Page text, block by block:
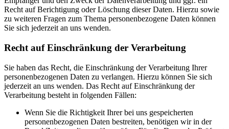
Recht auf Berichtigung oder Löschung dieser Daten. Hierzu sowie
zu weiteren Fragen zum Thema personenbezogene Daten können
Sie sich jederzeit an uns wenden.
Recht auf Einschränkung der Verarbeitung
Sie haben das Recht, die Einschränkung der Verarbeitung Ihrer
personenbezogenen Daten zu verlangen. Hierzu können Sie sich
jederzeit an uns wenden. Das Recht auf Einschränkung der
Verarbeitung besteht in folgenden Fällen:
Wenn Sie die Richtigkeit Ihrer bei uns gespeicherten
personenbezogenen Daten bestreiten, benötigen wir in der